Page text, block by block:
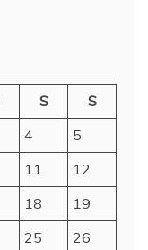
S
S
4
5
11
12
18
19
25
26